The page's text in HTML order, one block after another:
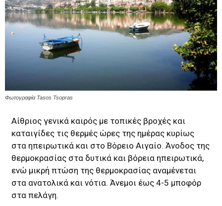
Φωτογραφία Tasos Tsopras
Αίθριος γενικά καιρός με τοπικές βροχές και
καταιγίδες τις θερμές ώρες της ημέρας κυρίως
στα ηπειρωτικά και στο Βόρειο Αιγαίο. Άνοδος της
θερμοκρασίας στα δυτικά και βόρεια ηπειρωτικά,
ενώ μικρή πτώση της θερμοκρασίας αναμένεται
στα ανατολικά και νότια. Άνεμοι έως 4-5 μποφόρ
στα πελάγη.